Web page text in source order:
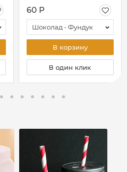
60 Р
Шоколад - Фундук
В корзину
В один клик